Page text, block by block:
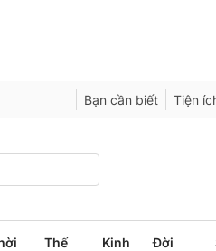
Bạn cần biết Tiện
Thế
Kinh
Đời